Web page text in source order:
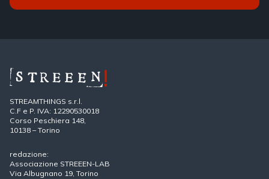
STREAMTHINGS s.r.l.
C.F e P. IVA: 12290530018
Corso Peschiera 148,
10138 – Torino
redazione:
Associazione STREEEN-LAB
Via Albugnano 19, Torino